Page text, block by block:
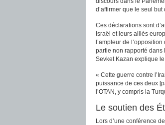
d’affirmer que le seul
Ces déclarations sont
Israël et leurs alliés
l’ampleur de
partie non rapporté dans
Sevket Kazan explique
« Cette guerre contre
puissance de ces deux
l’OTAN, y compris la
Le soutien des
Lors d’une conférence